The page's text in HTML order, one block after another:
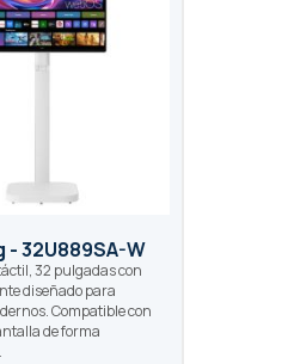
- 32U889SA-W
32 pulgadas con
diseñado para
Compatible con
de forma